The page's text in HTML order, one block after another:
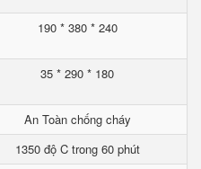
190 * 380 * 240
35 * 290 * 180
An Toàn chống cháy
1350 độ C trong 60 phút